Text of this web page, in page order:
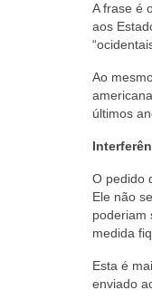
A frase é
aos
Ao
últimos
O pedido
Ele não
poderiam
medida
Esta é
enviado